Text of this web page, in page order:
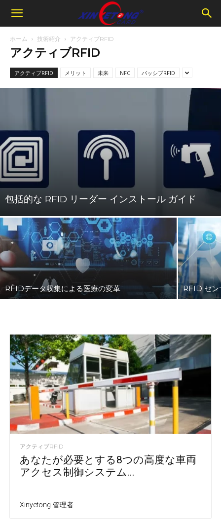
ホーム 技術紹介 アクティブRFID
アクティブRFID
アクティブRFID メリット 未来 NFC パッシブRFID
包括的な RFID リーダー インストール ガイド
RFIDデータ収集による医療の変革 RFID セン
アクティブRFID
あなたが必要とする8つの高度な車両
アクセス制御システム...
Xinyetong-管理者